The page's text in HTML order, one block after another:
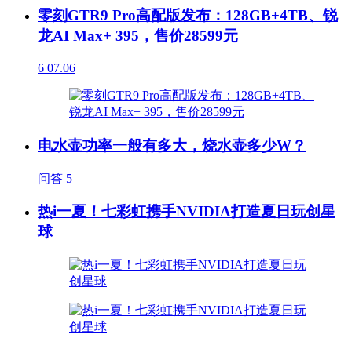
零刻GTR9 Pro高配版发布：128GB+4TB、锐
龙AI Max+ 395，售价28599元
6 07.06
电水壶功率一般有多大，烧水壶多少W？
问答 5
热i一夏！七彩虹携手NVIDIA打造夏日玩创星
球